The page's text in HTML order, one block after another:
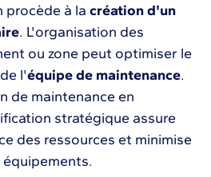
procède à la création d'un
. L'organisation des
ou zone peut optimiser le
l'équipe de maintenance.
de maintenance en
stratégique assure
des ressources et minimise